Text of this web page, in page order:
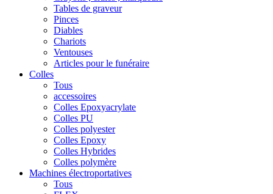
Tables de graveur
Pinces
Diables
Chariots
Ventouses
Articles pour le funéraire
Colles
Tous
accessoires
Colles Epoxyacrylate
Colles PU
Colles polyester
Colles Epoxy
Colles Hybrides
Colles polymère
Machines électroportatives
Tous